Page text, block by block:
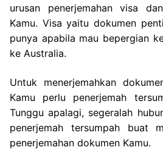
urusan penerjemahan visa
Kamu. Visa yaitu dokumen
punya apabila mau bepergian
ke Australia.
Untuk menerjemahkan
Kamu perlu penerjemah
Tunggu apalagi, segeralah
penerjemah tersumpah buat
penerjemahan dokumen Kamu.